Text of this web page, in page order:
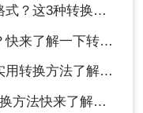
包含特殊字体、
或更高版本）
换方法可以了解一下
转转大师转换方法！
换方法了解一下！
法快来了解下！